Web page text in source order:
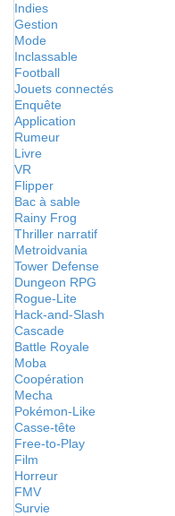
Indies
Gestion
Mode
Inclassable
Football
Jouets connectés
Enquête
Application
Rumeur
Livre
VR
Flipper
Bac à sable
Rainy Frog
Thriller narratif
Metroidvania
Tower Defense
Dungeon RPG
Rogue-Lite
Hack-and-Slash
Cascade
Battle Royale
Moba
Coopération
Mecha
Pokémon-Like
Casse-tête
Free-to-Play
Film
Horreur
FMV
Survie